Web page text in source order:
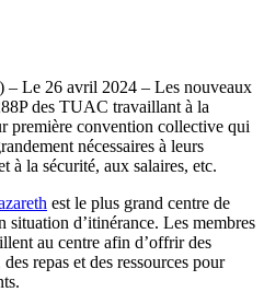
Le 26 avril 2024 – Les nouveaux
des TUAC travaillant à la
première convention collective qui
nécessaires à leurs
à la sécurité, aux salaires, etc.
est le plus grand centre de
situation d’itinérance. Les membres
au centre afin d’offrir des
repas et des ressources pour